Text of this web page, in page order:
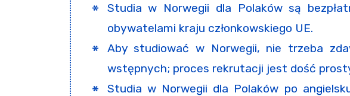
Studia w Norwegii dla Polaków są
obywatelami kraju członkowskiego UE.
Aby studiować w Norwegii, nie trzeba
wstępnych; proces rekrutacji jest dość
Studia w Norwegii dla Polaków po